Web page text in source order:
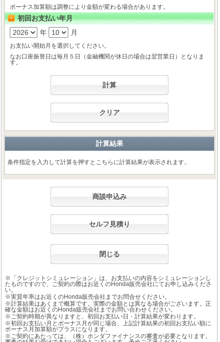
ボーナス加算額は調整により金額が変わる場合があります。
初回お支払い年月
年
月
お支払い開始月を選択してください。
なお口座振替日は毎月５日（金融機関が休日の場合は翌営業日）となりま
す。
計算
クリア
計算結果
条件指定を入力して計算を押すとこちらに計算結果が表示されます。
商談申込み
セルフ見積り
閉じる
※「クレジットシミュレーション」は、お支払いの内容をシミュレーションし
たものですので、ご契約の際はお近くのHonda販売会社にてお申し込みくださ
い。
※実質年率はお近くのHonda販売会社までお問合せください。
※計算結果はあくまで概算です。実際の金額とは異なる場合がございます。正
確な金額はお近くのHonda販売会社までお問い合わせください。
※ご契約時期が異なりますと、初回お支払い日・計算結果が変わります。
※初回お支払い月とボーナス月が同じ場合、上記計算結果の初回お支払い額に
ボーナス月加算額がプラスになります。
※ご契約にあたっては、（株）ホンダファイナンスの審査が必要となります。